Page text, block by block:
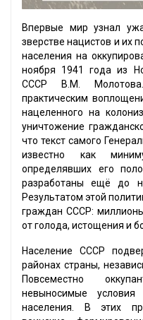
Впервые мир узнал
зверстве нацистов и их
населения на
ноября 1941 года из
СССР В.М.
практическим
нацеленного на
уничтожение
что текст самого
известно как
определявших его
разработаны ещё до
Результатом этой
граждан СССР:
от голода, истощения и
Население СССР
районах страны,
Повсеместно
невыносимые условия
населения. В этих